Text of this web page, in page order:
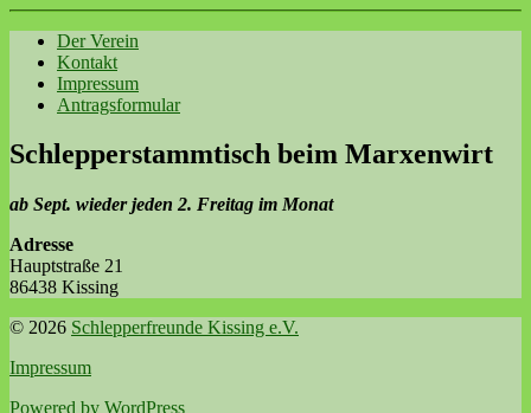
Der Verein
Kontakt
Impressum
Antragsformular
Schlepperstammtisch beim Marxenwirt
ab Sept. wieder jeden 2. Freitag im Monat
Adresse
Hauptstraße 21
86438 Kissing
© 2026 Schlepperfreunde Kissing e.V.
Impressum
Powered by WordPress